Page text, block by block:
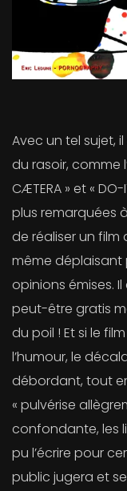
Avec un tel sujet,
du rasoir, comme
CÆTERA » et «
plus remarquées
de réaliser un film
même déplaisant
opinions émises.
peut-être gratis
du poil ! Et si le
l’humour, le
débordant, tout
« pulvérise
confondante, les
pu l’écrire pour
public jugera et